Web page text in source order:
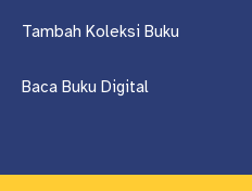
Tambah Koleksi Buku
Baca Buku Digital